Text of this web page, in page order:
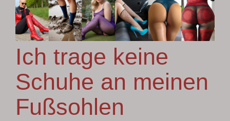
Ich trage keine
Schuhe an meinen
Fußsohlen